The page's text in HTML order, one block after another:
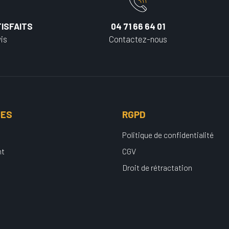
04 71 66 64 01
Contactez-nous
RGPD
Politique de confidentialité
CGV
Droit de rétractation